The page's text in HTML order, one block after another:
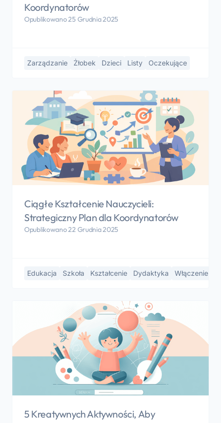
Koordynatorów
Opublikowano 25 Grudnia 2025
Zarządzanie Żłobek Dzieci Listy Oczekujące
Ciągłe Kształcenie Nauczycieli:
Strategiczny Plan dla Koordynatorów
Opublikowano 22 Grudnia 2025
Edukacja Szkoła Kształcenie Dydaktyka Włączenie
5 Kreatywnych Aktywności, Aby